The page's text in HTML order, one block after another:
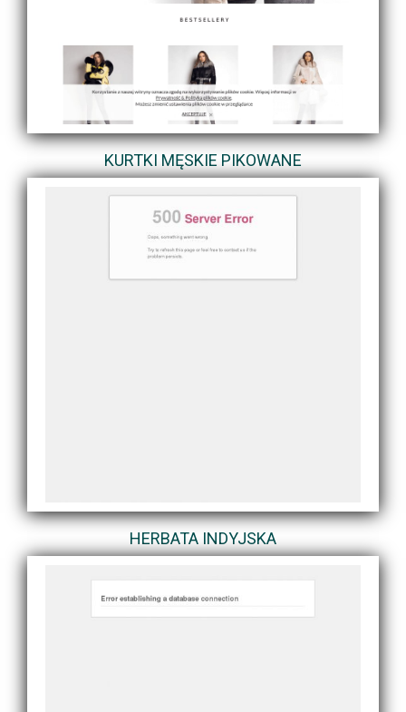
KURTKI MĘSKIE PIKOWANE
HERBATA INDYJSKA